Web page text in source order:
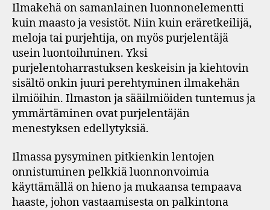
Ilmakehä on samanlainen luonnonelementti
kuin maasto ja vesistöt. Niin kuin eräretkeilijä,
meloja tai purjehtija, on myös purjelentäjä
usein luontoihminen. Yksi
purjelentoharrastuksen keskeisin ja kiehtovin
sisältö onkin juuri perehtyminen ilmakehän
ilmiöihin. Ilmaston ja sääilmiöiden tuntemus ja
ymmärtäminen ovat purjelentäjän
menestyksen edellytyksiä.
Ilmassa pysyminen pitkienkin lentojen
onnistuminen pelkkiä luonnonvoimia
käyttämällä on hieno ja mukaansa tempaava
haaste, johon vastaamisesta on palkintona